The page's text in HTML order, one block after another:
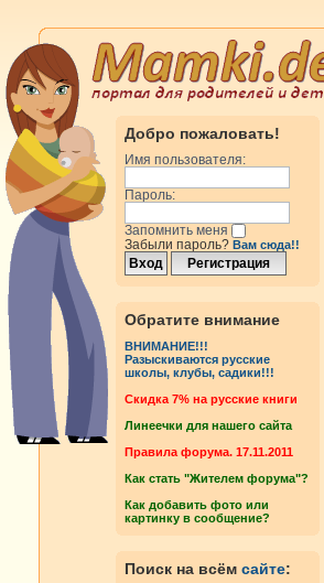
Добро пожаловать!
Имя пользователя:
Пароль:
Запомнить меня
Забыли пароль? Вам сюда!!
Обратите внимание
ВНИМАНИЕ!!!
Разыскиваются русские
школы, клубы, садики!!!
Cкидка 7% на русские книги
Линеечки для нашего сайта
Правила форума. 17.11.2011
Как стать "Жителем форума"?
Как добавить фото или
картинку в сообщение?
Поиск на всём сайте: